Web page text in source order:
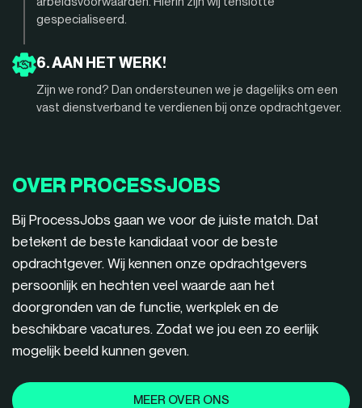
gespecialiseerd.
6. AAN HET WERK!
Zijn we rond? Dan ondersteunen we je dagelijks om een
vast dienstverband te verdienen bij onze opdrachtgever.
OVER PROCESSJOBS
Bij ProcessJobs gaan we voor de juiste match. Dat
betekent de beste kandidaat voor de beste
opdrachtgever. Wij kennen onze opdrachtgevers
persoonlijk en hechten veel waarde aan het
doorgronden van de functie, werkplek en de
beschikbare vacatures. Zodat we jou een zo eerlijk
mogelijk beeld kunnen geven.
MEER OVER ONS